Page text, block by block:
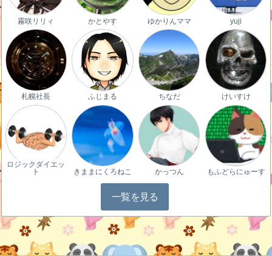
霧咲リリィ かとやす ゆかりんママ yuji
札幌社長 ふじまる ちなだ けいすけ
ロジックダイエッ
ト
きままにくろねこ かっつん もふどらにゅーす
一覧を見る